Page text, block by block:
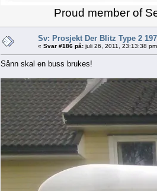
Proud member of
Sv: Prosjekt Der Blitz Type 2
« Svar #186 på: juli 26, 2011, 23:13:38
Sånn skal en buss brukes!